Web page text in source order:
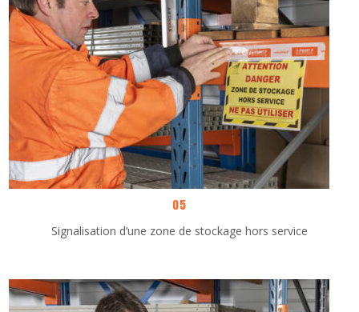
05
Signalisation d’une zone de stockage hors service